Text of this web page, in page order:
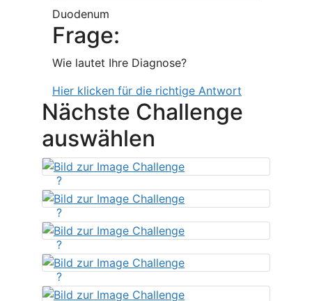
Duodenum
Frage:
Wie lautet Ihre Diagnose?
Hier klicken für die richtige Antwort
Nächste Challenge
auswählen
?
?
?
?